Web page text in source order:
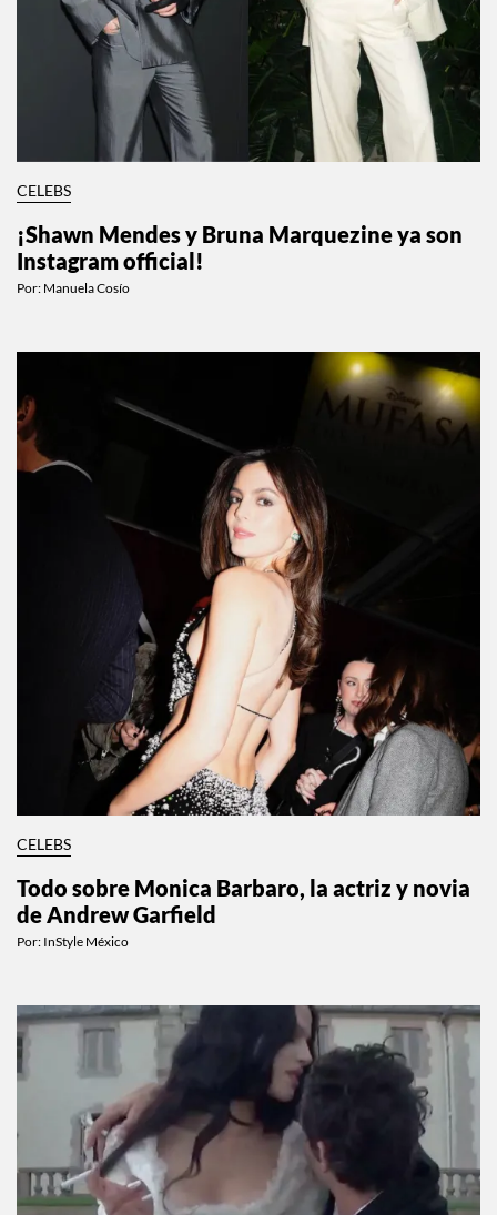
CELEBS
¡Shawn Mendes y Bruna Marquezine ya son
Instagram official!
Por: Manuela Cosío
CELEBS
Todo sobre Monica Barbaro, la actriz y novia
de Andrew Garfield
Por: InStyle México